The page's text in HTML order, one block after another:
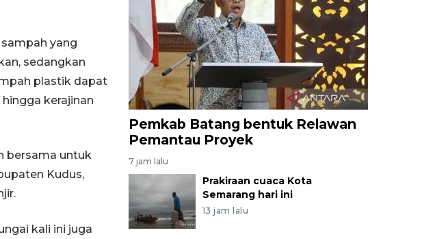
yang
sedangkan
plastik dapat
kerajinan
bersama untuk
Kudus,
kali ini juga
Pemkab Batang bentuk Relawan
Pemantau Proyek
7 jam lalu
Prakiraan cuaca Kota
Semarang hari ini
13 jam lalu